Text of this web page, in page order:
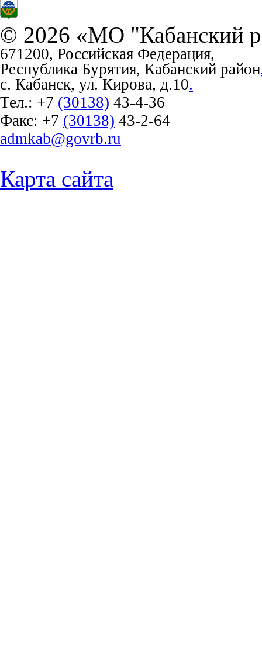
© 2026 «МО "Кабанский
671200, Российская Федерация,
Республика Бурятия, Кабанский район
с. Кабанск, ул. Кирова, д.10.
Тел.: +7 (30138) 43-4-36
Факс: +7 (30138) 43-2-64
admkab@govrb.ru
Карта сайта